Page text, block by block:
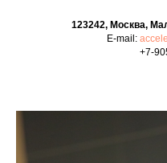
123242, Москва,
E-mail:
+7-90